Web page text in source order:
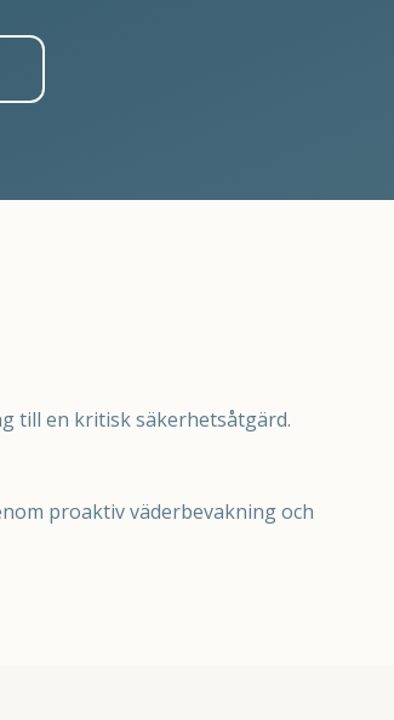
till en kritisk säkerhetsåtgärd.
proaktiv väderbevakning och